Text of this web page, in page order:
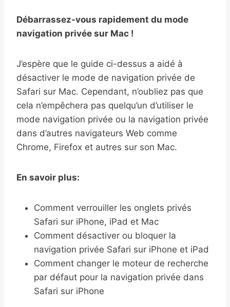
Débarrassez-vous rapidement du mode
navigation privée sur Mac !
J’espère que le guide ci-dessus a aidé à
désactiver le mode de navigation privée de
Safari sur Mac. Cependant, n’oubliez pas que
cela n’empêchera pas quelqu’un d’utiliser le
mode navigation privée ou la navigation privée
dans d’autres navigateurs Web comme
Chrome, Firefox et autres sur son Mac.
En savoir plus:
Comment verrouiller les onglets privés
Safari sur iPhone, iPad et Mac
Comment désactiver ou bloquer la
navigation privée Safari sur iPhone et iPad
Comment changer le moteur de recherche
par défaut pour la navigation privée dans
Safari sur iPhone